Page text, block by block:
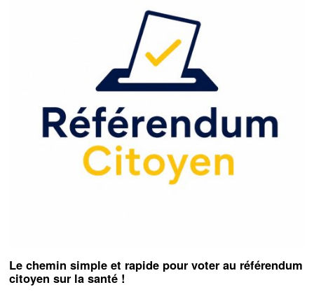
Le chemin simple et rapide pour voter au référendum
citoyen sur la santé !